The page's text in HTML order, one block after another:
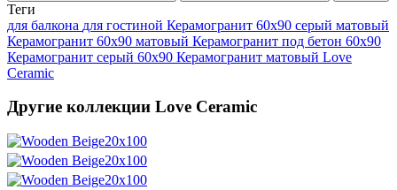
Теги
для балкона для гостиной Керамогранит 60x90 серый матовый
Керамогранит 60x90 матовый Керамогранит под бетон 60x90
Керамогранит серый 60x90 Керамогранит матовый Love
Ceramic
Другие коллекции Love Ceramic